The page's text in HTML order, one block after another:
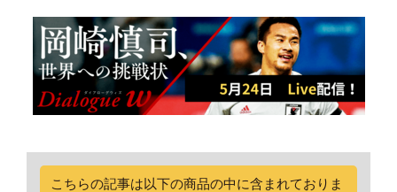
こちらの記事は以下の商品の中に含まれておりま